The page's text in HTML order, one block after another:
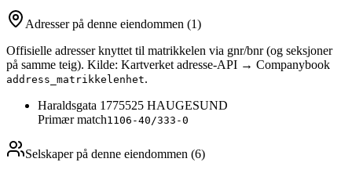
Adresser på denne eiendommen (1)
Offisielle adresser knyttet til matrikkelen via gnr/bnr (og seksjoner
på samme teig). Kilde: Kartverket adresse-API → Companybook
address_matrikkelenhet.
Haraldsgata 1775525 HAUGESUND
Primær match1106-40/333-0
Selskaper på denne eiendommen (6)